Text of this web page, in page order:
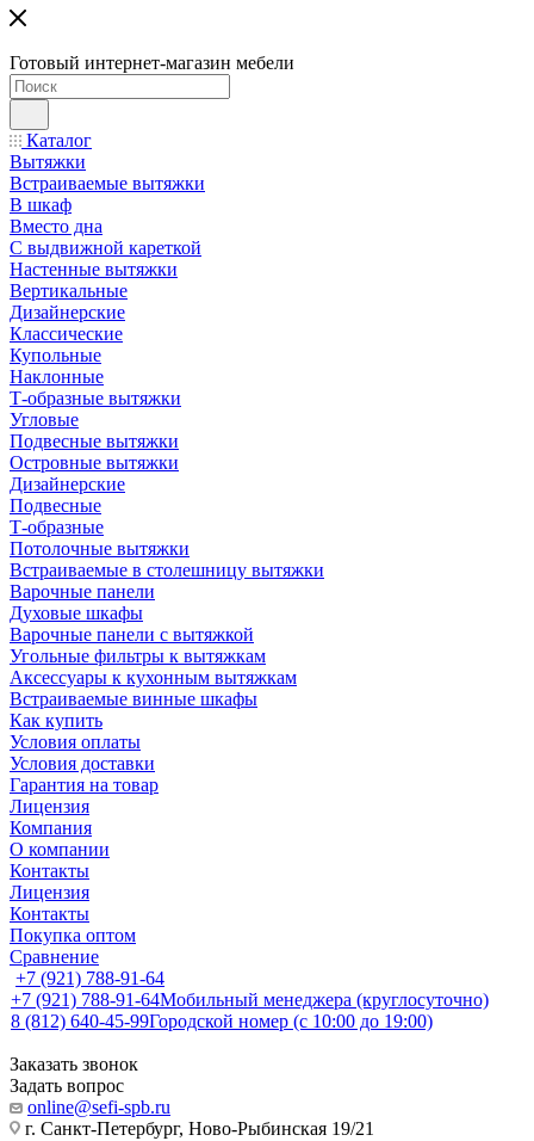
Готовый интернет-магазин мебели
Каталог
Вытяжки
Встраиваемые вытяжки
В шкаф
Вместо дна
С выдвижной кареткой
Настенные вытяжки
Вертикальные
Дизайнерские
Классические
Купольные
Наклонные
Т-образные вытяжки
Угловые
Подвесные вытяжки
Островные вытяжки
Дизайнерские
Подвесные
Т-образные
Потолочные вытяжки
Встраиваемые в столешницу вытяжки
Варочные панели
Духовые шкафы
Варочные панели с вытяжкой
Угольные фильтры к вытяжкам
Аксессуары к кухонным вытяжкам
Встраиваемые винные шкафы
Как купить
Условия оплаты
Условия доставки
Гарантия на товар
Лицензия
Компания
О компании
Контакты
Лицензия
Контакты
Покупка оптом
Сравнение
+7 (921) 788-91-64
+7 (921) 788-91-64Мобильный менеджера (круглосуточно)
8 (812) 640-45-99Городской номер (с 10:00 до 19:00)
Заказать звонок
Задать вопрос
online@sefi-spb.ru
г. Санкт-Петербург, Ново-Рыбинская 19/21